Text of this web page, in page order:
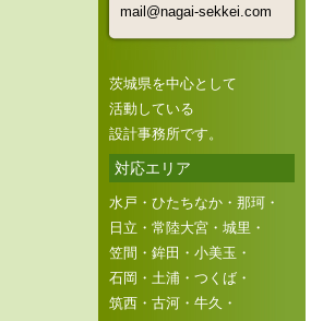
mail@nagai-sekkei.com
茨城県を中心として
活動している
設計事務所です。
対応エリア
水戸・ひたちなか・那珂・
日立・常陸大宮・城里・
笠間・鉾田・小美玉・
石岡・土浦・つくば・
筑西・古河・牛久・